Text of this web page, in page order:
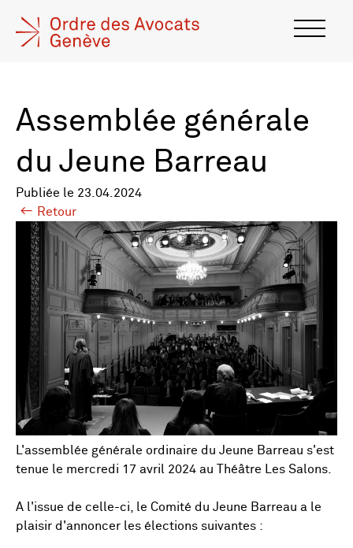
Assemblée générale
du Jeune Barreau
Publiée le 23.04.2024
Retour
L'assemblée générale ordinaire du Jeune Barreau s'est
tenue le mercredi 17 avril 2024 au Théâtre Les Salons.
A l'issue de celle-ci, le Comité du Jeune Barreau a le
plaisir d'annoncer les élections suivantes :